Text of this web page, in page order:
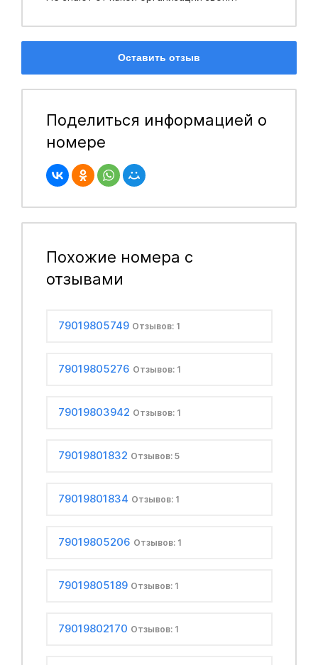
Оставить отзыв
Поделиться информацией о
номере
Похожие номера с
отзывами
79019805749 Отзывов: 1
79019805276 Отзывов: 1
79019803942 Отзывов: 1
79019801832 Отзывов: 5
79019801834 Отзывов: 1
79019805206 Отзывов: 1
79019805189 Отзывов: 1
79019802170 Отзывов: 1